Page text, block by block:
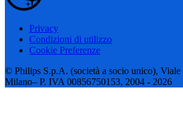
Privacy
Condizioni di utilizzo
Cookie Preferenze
© Philips S.p.A. (società a socio unico), Viale
Milano– P. IVA 00856750153, 2004 - 2026